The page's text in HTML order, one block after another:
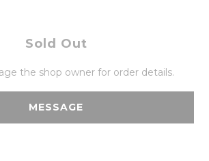
Sold Out
the shop owner for order details.
MESSAGE